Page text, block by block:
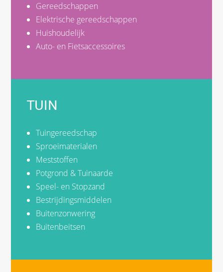
Gereedschappen
Elektrische gereedschappen
Huishoudelijk
Auto- en Fietsaccessoires
TUIN
Tuingereedschap
Sproeimaterialen
Meststoffen
Potgrond & Tuinaarde
Speel- en Stopzand
Bestrijdingsmiddelen
Buitenzonwering
Buitenbeitsen